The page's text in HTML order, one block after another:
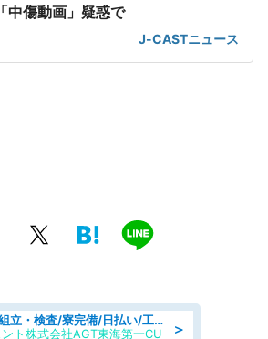
「中傷動画」疑惑で
J-CASTニュース
＞
電子部品の組立・検査/寮完備/日払い/工場・製造
ト株式会社AGT東海第一CU